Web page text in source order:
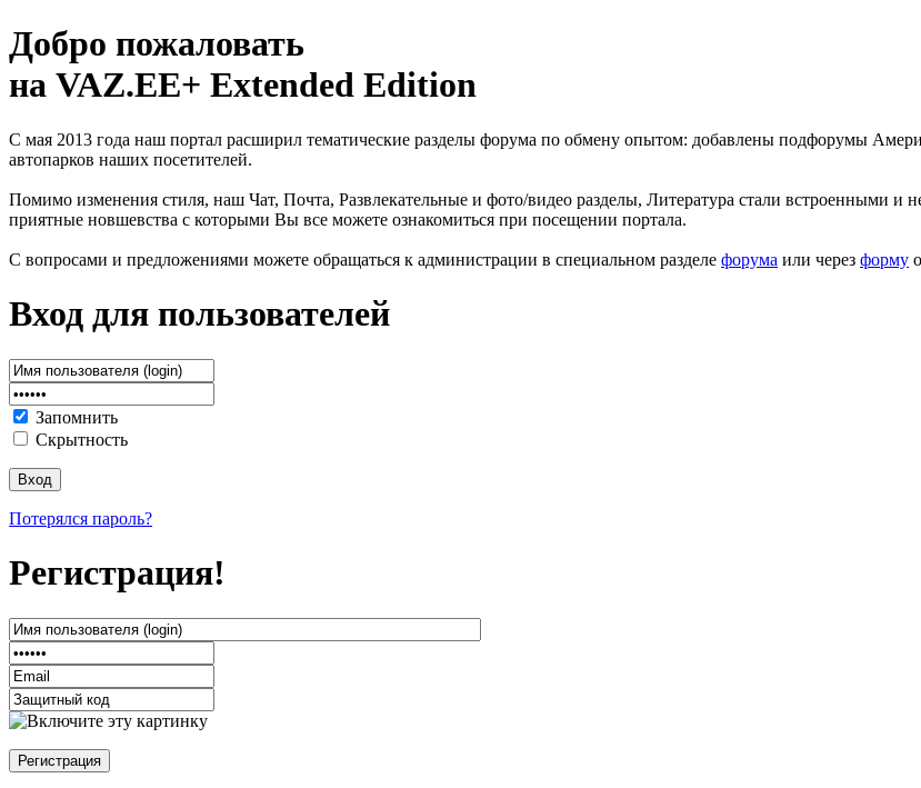
Добро пожаловать
на VAZ.EE+ Extended Edition
С мая 2013 года наш портал расширил тематические разделы форума по обмену опытом: добавлены подфорумы
автопарков наших посетителей.
Помимо изменения стиля, наш Чат, Почта, Развлекательные и фото/видео разделы, Литература стали встроенными и
приятные новшевства с которыми Вы все можете ознакомиться при посещении портала.
С вопросами и предложениями можете обращаться к администрации в специальном разделе форума или через форму
Вход для пользователей
Запомнить
Скрытность
Потерялся пароль?
Регистрация!